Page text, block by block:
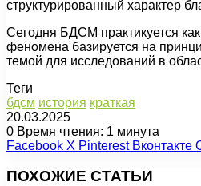
структурированный характер
Сегодня БДСМ практикуется
феномена базируется на
темой для исследований в
Теги
бдсм история краткая
20.03.2025
0 Время чтения: 1 минута
Facebook X Pinterest Вконтакте
ПОХОЖИЕ СТАТЬИ